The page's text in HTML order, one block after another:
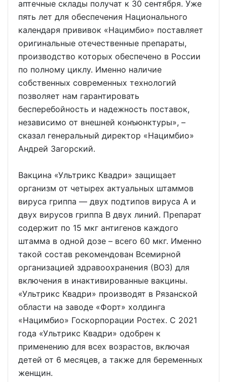
аптечные склады получат к 30 сентября. Уже
пять лет для обеспечения Национального
календаря прививок «Нацимбио» поставляет
оригинальные отечественные препараты,
производство которых обеспечено в России
по полному циклу. Именно наличие
собственных современных технологий
позволяет нам гарантировать
бесперебойность и надежность поставок,
независимо от внешней конъюнктуры», –
сказал генеральный директор «Нацимбио»
Андрей Загорский.
Вакцина «Ультрикс Квадри» защищает
организм от четырех актуальных штаммов
вируса гриппа — двух подтипов вируса A и
двух вирусов гриппа В двух линий. Препарат
содержит по 15 мкг антигенов каждого
штамма в одной дозе – всего 60 мкг. Именно
такой состав рекомендован Всемирной
организацией здравоохранения (ВОЗ) для
включения в инактивированные вакцины.
«Ультрикс Квадри» производят в Рязанской
области на заводе «Форт» холдинга
«Нацимбио» Госкорпорации Ростех. С 2021
года «Ультрикс Квадри» одобрен к
применению для всех возрастов, включая
детей от 6 месяцев, а также для беременных
женщин.